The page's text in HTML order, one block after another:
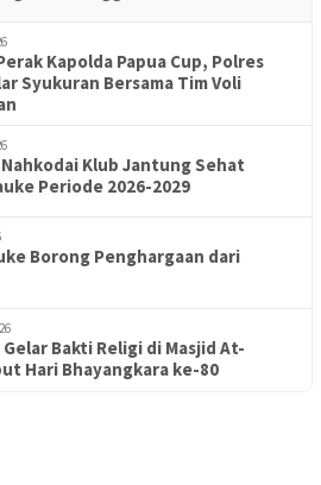
Kapolda Papua Cup, Polres
Syukuran Bersama Tim Voli
Klub Jantung Sehat
Periode 2026-2029
Borong Penghargaan dari
Bakti Religi di Masjid At-
Hari Bhayangkara ke-80
Didik, TK Yapis 2 Merauke Siapkan